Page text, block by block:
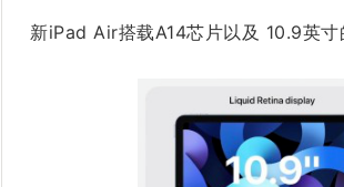
新iPad Air搭载A14芯片以及 10.9英